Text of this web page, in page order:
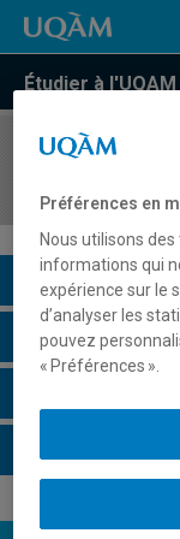
Étudier à l'UQAM
COURS//
Description du
Horaire - Été
Préférences en
Nous utilisons
informations qui
expérience sur le
d’analyser les
pouvez
« Préférences ».